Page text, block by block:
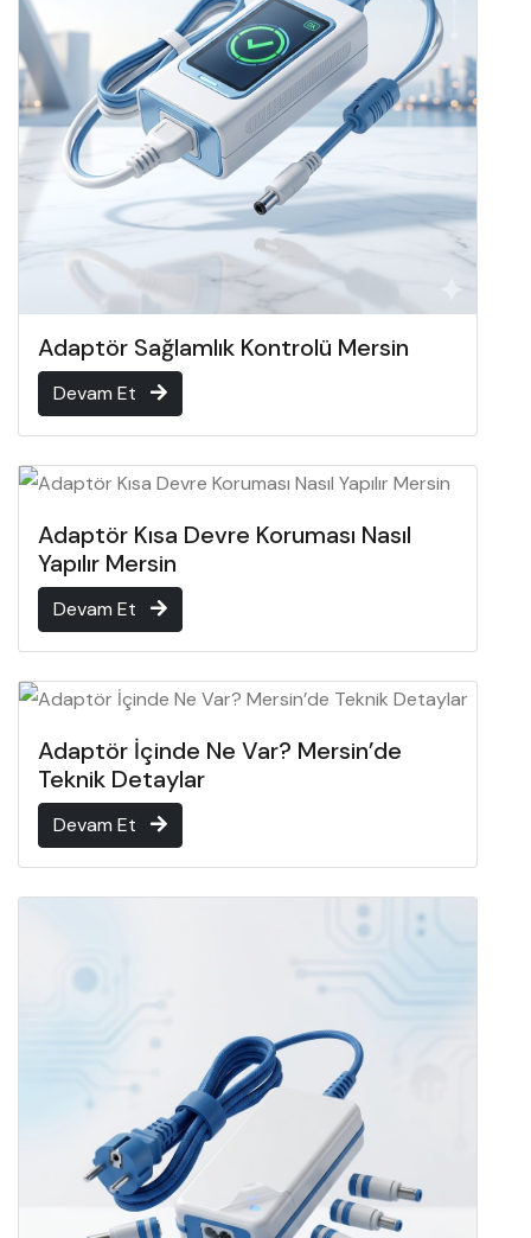
Adaptör Sağlamlık Kontrolü Mersin
Devam Et
Adaptör Kısa Devre Koruması Nasıl
Yapılır Mersin
Devam Et
Adaptör İçinde Ne Var? Mersin’de
Teknik Detaylar
Devam Et